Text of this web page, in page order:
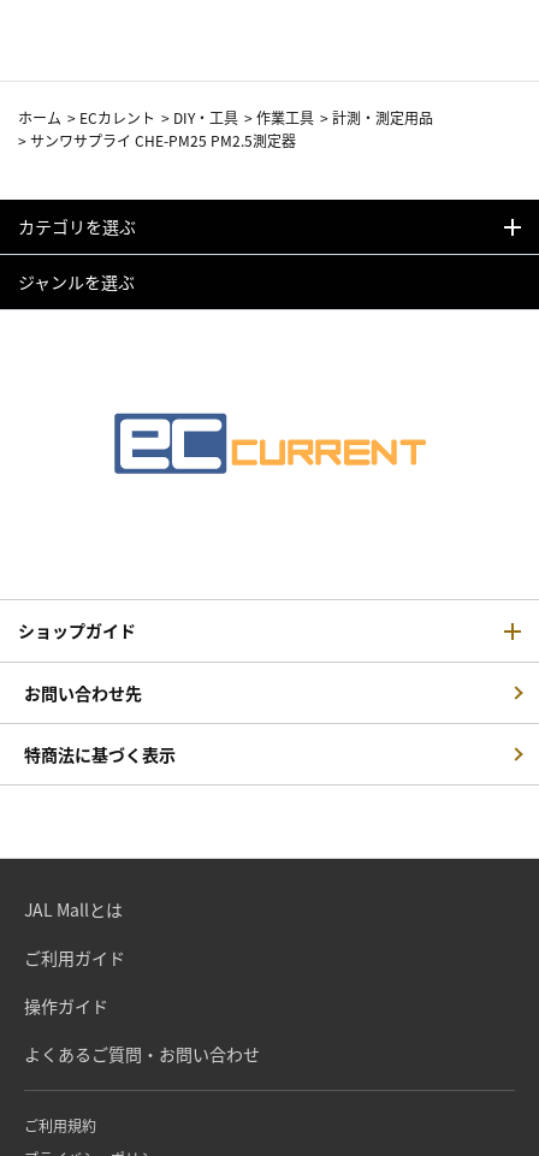
ホーム > ECカレント > DIY・工具 >作業工具 >計測・測定用品
>サンワサプライ CHE-PM25 PM2.5測定器
カテゴリを選ぶ
ジャンルを選ぶ
ショップガイド
お問い合わせ先
特商法に基づく表示
JAL Mallとは
ご利用ガイド
操作ガイド
よくあるご質問・お問い合わせ
ご利用規約